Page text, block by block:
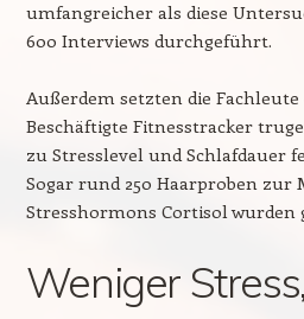
umfangreicher als diese
600 Interviews durchgeführt.
Außerdem setzten die Fachleute
Beschäftigte Fitnesstracker
zu Stresslevel und Schlafdauer
Sogar rund 250 Haarproben zur
Stresshormons Cortisol wurden
Weniger